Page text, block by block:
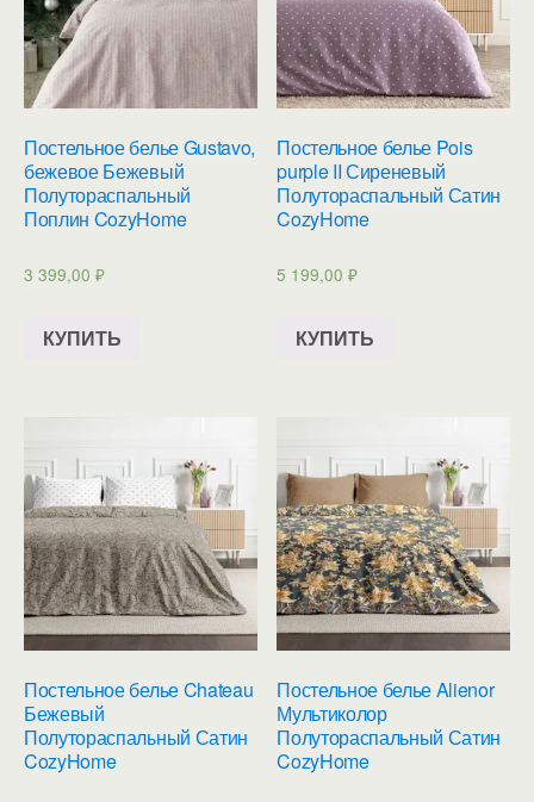
Постельное белье Gustavo,
бежевое Бежевый
Полутораспальный
Поплин CozyHome
3 399,00 ₽
КУПИТЬ
Постельное белье Pois
purple II Сиреневый
Полутораспальный Сатин
CozyHome
5 199,00₽
КУПИТЬ
Постельное белье Chateau
Бежевый
Полутораспальный Сатин
CozyHome
Постельное белье Alienor
Мультиколор
Полутораспальный Сатин
CozyHome